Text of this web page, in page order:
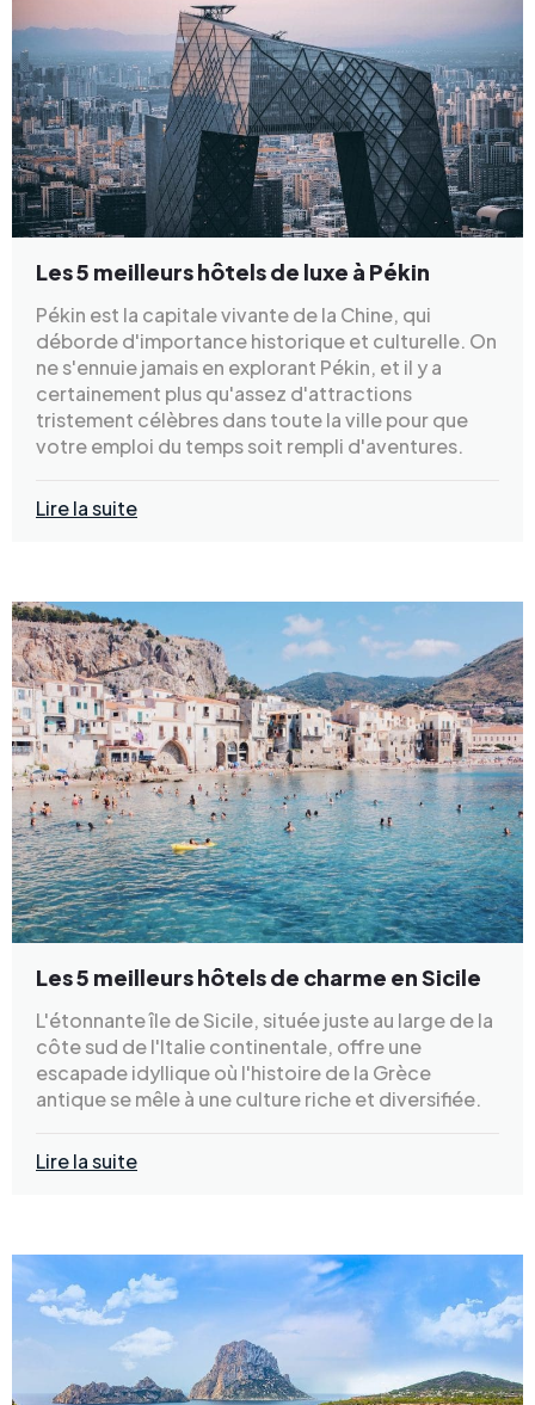
Les 5 meilleurs hôtels de luxe à Pékin
Pékin est la capitale vivante de la Chine, qui
déborde d'importance historique et culturelle. On
ne s'ennuie jamais en explorant Pékin, et il y a
certainement plus qu'assez d'attractions
tristement célèbres dans toute la ville pour que
votre emploi du temps soit rempli d'aventures.
Lire la suite
Les 5 meilleurs hôtels de charme en Sicile
L'étonnante île de Sicile, située juste au large de la
côte sud de l'Italie continentale, offre une
escapade idyllique où l'histoire de la Grèce
antique se mêle à une culture riche et diversifiée.
Lire la suite